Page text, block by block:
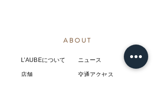
ABOUT
L’AUBEについて
店舗
​ニュース
​交通アクセス